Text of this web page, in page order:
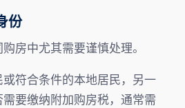
份
房中尤其需要谨慎处理。
符合条件的本地居民，另一
要缴纳附加购房税，通常需